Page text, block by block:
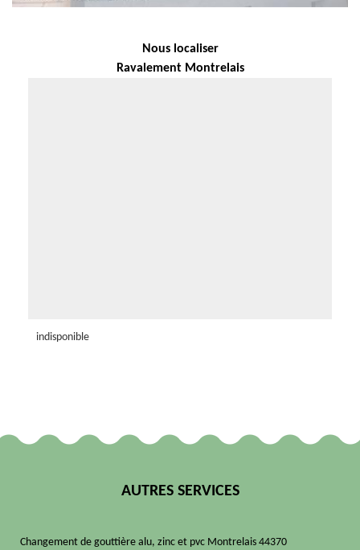
Nous localiser
Ravalement Montrelais
indisponible
AUTRES SERVICES
Changement de gouttière alu, zinc et pvc Montrelais 44370